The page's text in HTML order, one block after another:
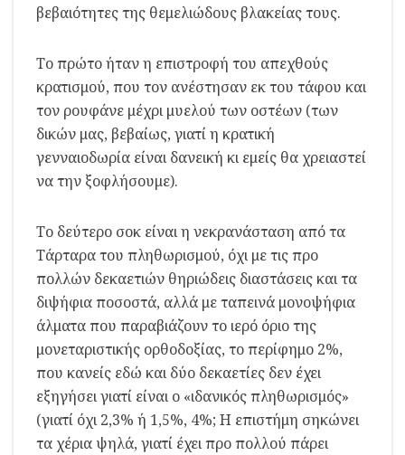
βεβαιότητες της θεμελιώδους βλακείας τους.
Το πρώτο ήταν η επιστροφή του απεχθούς
κρατισμού, που τον ανέστησαν εκ του τάφου και
τον ρουφάνε μέχρι μυελού των οστέων (των
δικών μας, βεβαίως, γιατί η κρατική
γενναιοδωρία είναι δανεική κι εμείς θα χρειαστεί
να την ξοφλήσουμε).
Το δεύτερο σοκ είναι η νεκρανάσταση από τα
Τάρταρα του πληθωρισμού, όχι με τις προ
πολλών δεκαετιών θηριώδεις διαστάσεις και τα
διψήφια ποσοστά, αλλά με ταπεινά μονοψήφια
άλματα που παραβιάζουν το ιερό όριο της
μονεταριστικής ορθοδοξίας, το περίφημο 2%,
που κανείς εδώ και δύο δεκαετίες δεν έχει
εξηγήσει γιατί είναι ο «ιδανικός πληθωρισμός»
(γιατί όχι 2,3% ή 1,5%, 4%; Η επιστήμη σηκώνει
τα χέρια ψηλά, γιατί έχει προ πολλού πάρει